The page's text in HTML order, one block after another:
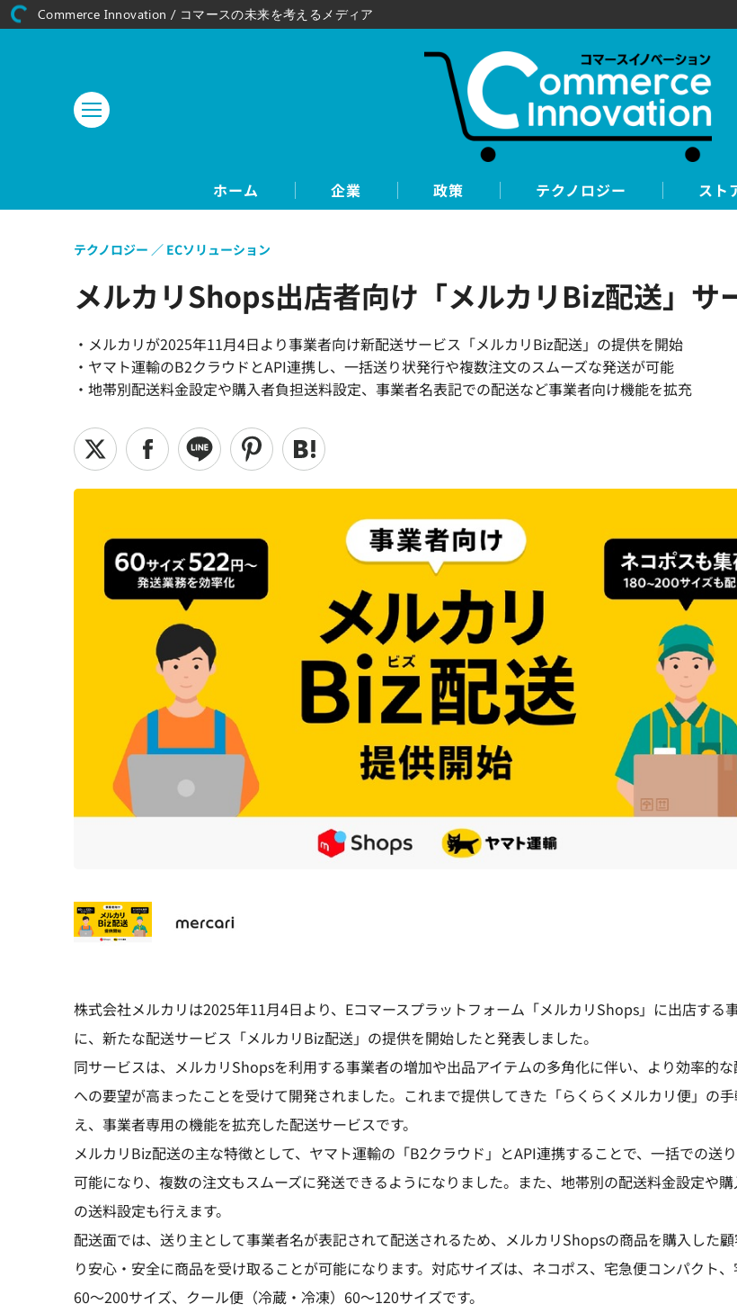
ホーム 企業 政策 テクノロジー スト
メルカリShops出店者向け「メルカリBiz配送」サ
・メルカリが2025年11月4日より事業者向け新配送サービス「メルカリBiz配送」の提供を開始
・ヤマト運輸のB2クラウドとAPI連携し、一括送り状発行や複数注文のスムーズな発送が可能
・地帯別配送料金設定や購入者負担送料設定、事業者名表記での配送など事業者向け機能を拡充
テクノロジー ECソリューション
株式会社メルカリは2025年11月4日より、Eコマースプラットフォーム「メルカリShops」に出店する
に、新たな配送サービス「メルカリBiz配送」の提供を開始したと発表しました。
同サービスは、メルカリShopsを利用する事業者の増加や出品アイテムの多角化に伴い、より効率的
への要望が高まったことを受けて開発されました。これまで提供してきた「らくらくメルカリ便」の
え、事業者専用の機能を拡充した配送サービスです。
メルカリBiz配送の主な特徴として、ヤマト運輸の「B2クラウド」とAPI連携することで、一括での送
可能になり、複数の注文もスムーズに発送できるようになりました。また、地帯別の配送料金設定や購
の送料設定も行えます。
配送面では、送り主として事業者名が表記されて配送されるため、メルカリShopsの商品を購入した
り安心・安全に商品を受け取ることが可能になります。対応サイズは、ネコポス、宅急便コンパクト
60～200サイズ、クール便（冷蔵・冷凍）60～120サイズです。
Commerce Innovation / コマースの未来を考えるメディア